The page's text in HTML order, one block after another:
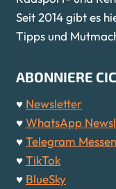
Seit 2014 gibt es
Tipps und
ABONNIERE
♥ Newsletter
♥WhatsApp
♥Telegram
♥TikTok
♥ BlueSky